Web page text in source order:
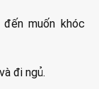
muốn khóc
đi ngủ.